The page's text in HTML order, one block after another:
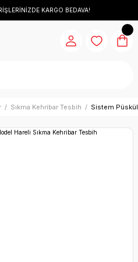
KARGO BEDAVA!
Sıkma Kehribar Tesbih Sistem